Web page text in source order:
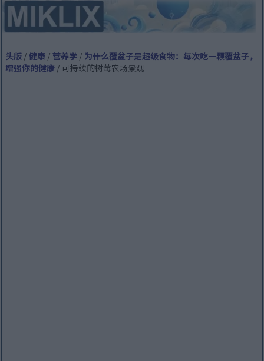
头版 /健康 /营养学 / 为什么覆盆子是超级食物：每次吃一颗覆盆子，
增强你的健康 / 可持续的树莓农场景观